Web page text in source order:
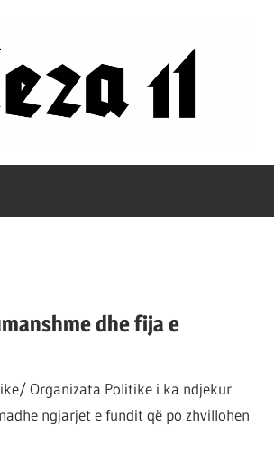
Teza
11
dhe fija e
Organizata Politike i ka ndjekur
ngjarjet e fundit që po zhvillohen